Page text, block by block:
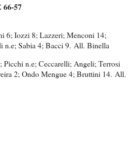
66-57
6; Iozzi 8; Lazzeri; Menconi 14;
Sabia 4; Bacci 9. All. Binella
Picchi n.e; Ceccarelli; Angeli; Terrosi
2; Ondo Mengue 4; Bruttini 14. All.